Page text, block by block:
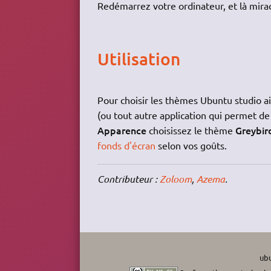
Redémarrez votre ordinateur, et là
Utilisation
Pour choisir les thèmes Ubuntu studio
(ou tout autre application qui permet
Apparencechoisissez le thème
fonds d'écran selon vos goûts.
Contributeur :Zoloom, Azema.